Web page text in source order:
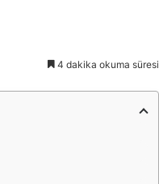
4 dakika okuma süresi